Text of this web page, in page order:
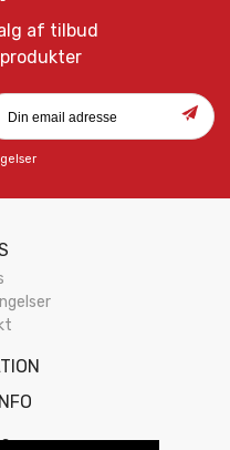
af tilbud